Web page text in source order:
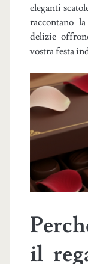
eleganti
raccontano
delizie
vostra festa
il